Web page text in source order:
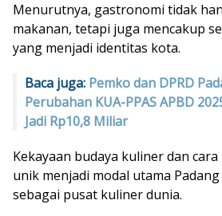
Menurutnya, gastronomi tidak
makanan, tetapi juga mencakup
yang menjadi identitas kota.
Baca juga: Pemko dan DPRD
Perubahan KUA-PPAS APBD
Jadi Rp10,8 Miliar
Kekayaan budaya kuliner dan
unik menjadi modal utama
sebagai pusat kuliner dunia.